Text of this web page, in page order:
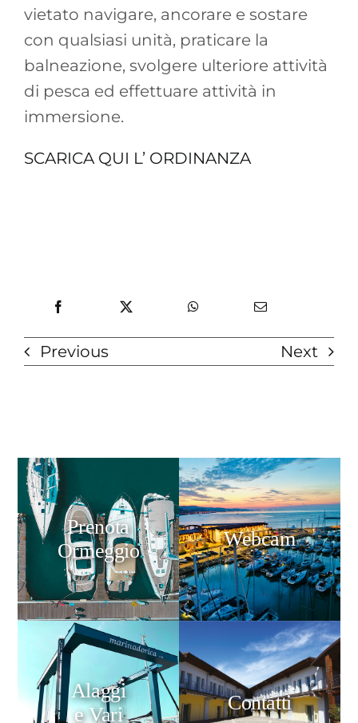
vietato navigare, ancorare e sostare
con qualsiasi unità, praticare la
balneazione, svolgere ulteriore attività
di pesca ed effettuare attività in
immersione.
SCARICA QUI L’ ORDINANZA
Previous Next
Prenota
Ormeggio
Webcam
Alaggi
e Vari
Contatti